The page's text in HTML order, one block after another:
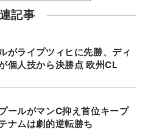
記事
がライプツィヒに先勝、ディ
個人技から決勝点 欧州CL
ールがマンC抑え首位キープ
ナムは劇的逆転勝ち